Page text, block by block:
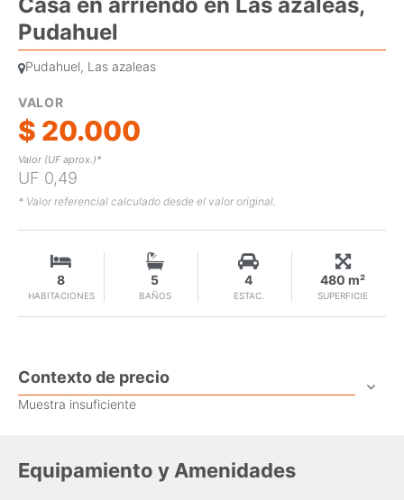
Pudahuel
Pudahuel, Las azaleas
VALOR
$ 20.000
Valor (UF aprox.)*
UF 0,49
* Valor referencial calculado desde el valor original.
HABITACIONES
8
BAÑOS
5
ESTAC.
4
SUPERFICIE
480 m²
Contexto de precio
Muestra insuficiente
Equipamiento y Amenidades